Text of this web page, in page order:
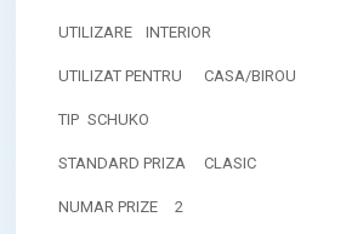
UTILIZARE INTERIOR
UTILIZAT PENTRU CASA/BIROU
TIP SCHUKO
STANDARD PRIZA CLASIC
NUMAR PRIZE 2